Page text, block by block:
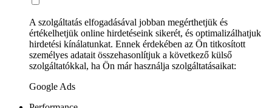
A szolgáltatás elfogadásával jobban megérthetjük és
értékelhetjük online hirdetéseink sikerét, és optimalizálhatjuk
hirdetési kínálatunkat. Ennek érdekében az Ön titkosított
személyes adatait összehasonlítjuk a következő külső
szolgáltatókkal, ha Ön már használja szolgáltatásaikat:
Google Ads